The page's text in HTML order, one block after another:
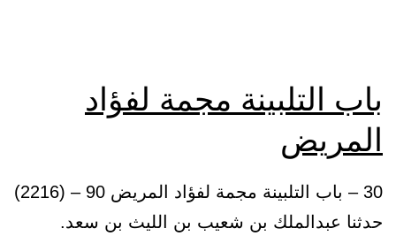
باب التلبينة مجمة لفؤاد
المريض
30 – باب التلبينة مجمة لفؤاد المريض 90 – (2216)
حدثنا عبدالملك بن شعيب بن الليث بن سعد.